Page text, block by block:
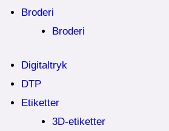
Broderi
Broderi
Digitaltryk
DTP
Etiketter
3D-etiketter